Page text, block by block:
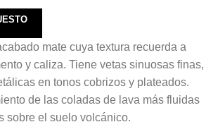
mate cuya textura recuerda a
y caliza. Tiene vetas sinuosas finas,
en tonos cobrizos y plateados.
de las coladas de lava más fluidas
sobre el suelo volcánico.